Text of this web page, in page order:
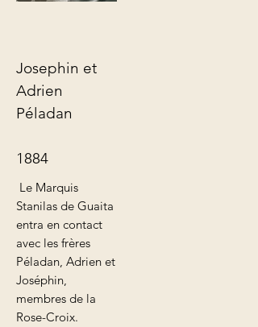
Josephin et
Adrien
Péladan
1884
Le Marquis
Stanilas de Guaita
entra en contact
avec les frères
Péladan, Adrien et
Joséphin,
membres de la
Rose-Croix.